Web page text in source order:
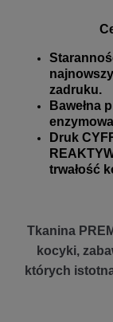
zadruku.
Bawełna
Druk
trwałość
Tkanina
kocyki,
których